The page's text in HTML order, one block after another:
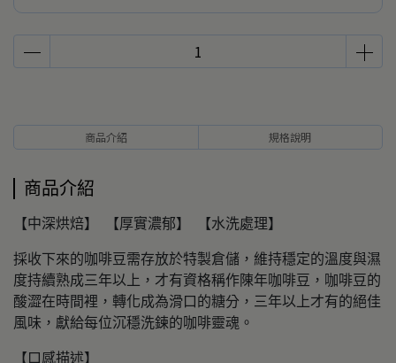
商品介紹 規格說明
商品介紹
【中深烘焙】 【厚實濃郁】 【水洗處理】
採收下來的咖啡豆需存放於特製倉儲，維持穩定的溫度與濕
度持續熟成三年以上，才有資格稱作陳年咖啡豆，咖啡豆的
酸澀在時間裡，轉化成為滑口的糖分，三年以上才有的絕佳
風味，獻給每位沉穩洗鍊的咖啡靈魂。
【口感描述】